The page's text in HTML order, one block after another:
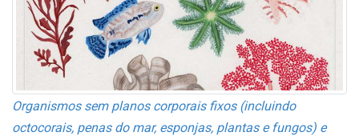
Organismos sem planos corporais fixos (incluindo
octocorais, penas do mar, esponjas, plantas e fungos) e